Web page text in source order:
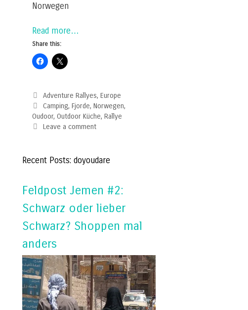
Norwegen
Read more…
Share this:
Categories
Adventure Rallyes, Europe
Tags
Camping, Fjorde, Norwegen,
Oudoor, Outdoor Küche, Rallye
Leave a comment
Recent Posts: doyoudare
Feldpost Jemen #2:
Schwarz oder lieber
Schwarz? Shoppen mal
anders